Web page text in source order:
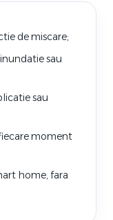
de miscare;
sau
sau
moment
home, fara